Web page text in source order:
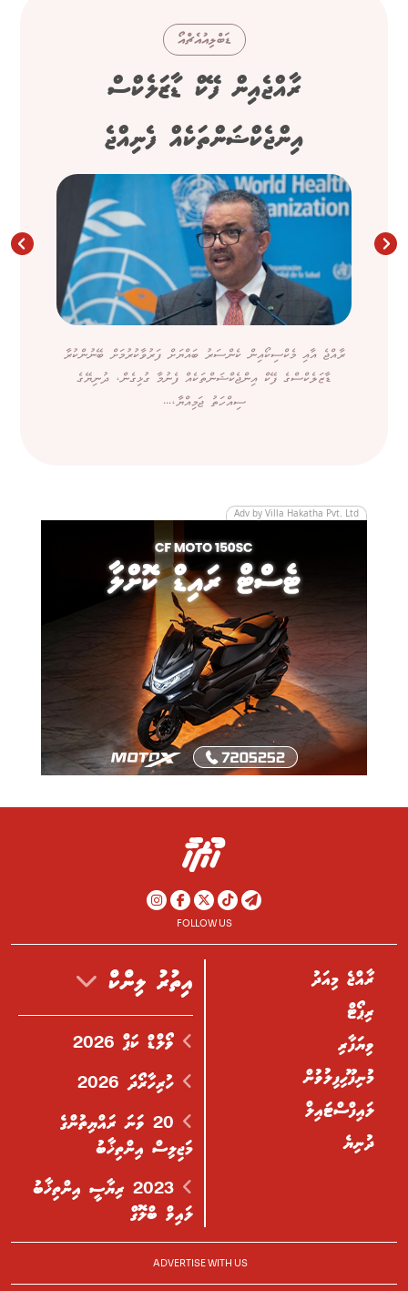
ޑަބްލިއުއެޗްއޯ
ރާއްޖެއިން ފޭކް ޑާޒަލެކްސް
އިންޖެކްޝަންތަކެއް ފެނިއްޖެ
ރާއްޖެ އާއި މެކްސިކޯއިން ކެންސަރު ބައްޔަށް ފަރުވާކުރުމަށް ބޭނުންކުރާ
ޑާޒަލެކްސްގެ ފޭކް އިންޖެކްޝަންތަކެއް ފެނުމާ ގުޅިގެން، ދުނިޔޭގެ
ސިއްހަތު ޖަމިއްޔާ،...
Adv by Villa Hakatha Pvt. Ltd
FOLLOW US
ރާއްޖެ މިއަދު
ރިޕޯޓް
ވިޔަފާރި
މުނިފޫހިފިލުވުން
ލައިފްސްޓައިލް
ދުނިޔެ
އިތުރު ލިންކް
ވޯލްޑް ކަޕް 2026
ހުރިހާރޯދަ 2026
20 ވަނަ ރައްޔިތުންގެ
މަޖިލިސް އިންތިޚާބު
2023 ރިޔާސީ އިންތިޚާބު
ލައިވް ބްލޮގް
ADVERTISE WITH US